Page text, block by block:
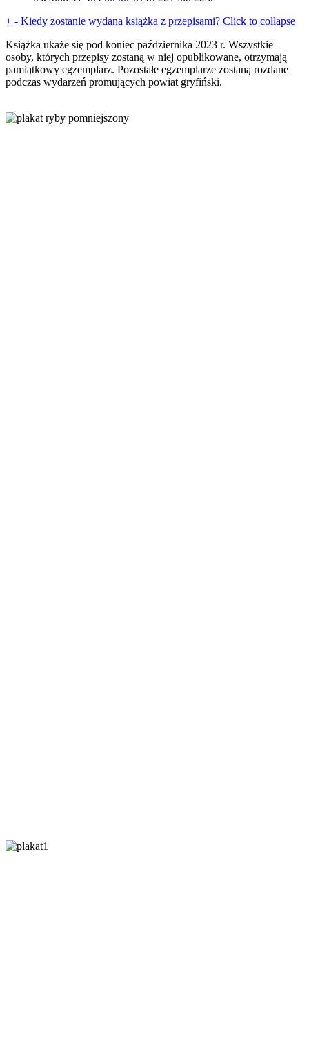
+ - Kiedy zostanie wydana książka z przepisami? Click to collapse
Książka ukaże się pod koniec października 2023 r. Wszystkie
osoby, których przepisy zostaną w niej opublikowane, otrzymają
pamiątkowy egzemplarz. Pozostałe egzemplarze zostaną rozdane
podczas wydarzeń promujących powiat gryfiński.